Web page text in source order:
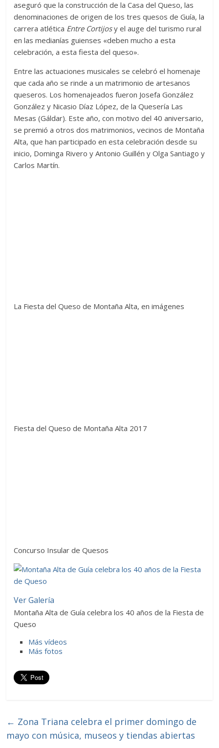
aseguró que la construcción de la Casa del Queso, las
denominaciones de origen de los tres quesos de Guía, la
carrera atlética Entre Cortijosy el auge del turismo rural
en las medianías guienses «deben mucho a esta
celebración, a esta fiesta del queso».
Entre las actuaciones musicales se celebró el homenaje
que cada año se rinde a un matrimonio de artesanos
queseros. Los homenajeados fueron Josefa González
González y Nicasio Díaz López, de la Quesería Las
Mesas (Gáldar). Este año, con motivo del 40 aniversario,
se premió a otros dos matrimonios, vecinos de Montaña
Alta, que han participado en esta celebración desde su
inicio, Dominga Rivero y Antonio Guillén y Olga Santiago y
Carlos Martín.
La Fiesta del Queso de Montaña Alta, en imágenes
Fiesta del Queso de Montaña Alta 2017
Concurso Insular de Quesos
Ver Galería
Montaña Alta de Guía celebra los 40 años de la Fiesta de
Queso
Más vídeos
Más fotos
← ​Zona Triana celebra​ ​el primer domingo de
mayo​ con m​úsica, museos y tiendas abiertas